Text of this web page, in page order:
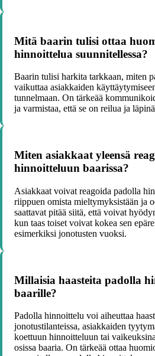
Mitä baarin tulisi ottaa
hinnoittelua suunnitellessa?
Baarin tulisi harkita tarkkaan, miten
vaikuttaa asiakkaiden
tunnelmaan. On tärkeää
ja varmistaa, että se on reilua ja
Miten asiakkaat yleensä
hinnoitteluun baarissa?
Asiakkaat voivat reagoida padolla
riippuen omista mieltymyksistään ja
saattavat pitää siitä, että voivat
kun taas toiset voivat kokea sen
esimerkiksi jonotusten vuoksi.
Millaisia haasteita padolla
baarille?
Padolla hinnoittelu voi aiheuttaa
jonotustilanteissa, asiakkaiden
koettuun hinnoitteluun tai
osissa baaria. On tärkeää ottaa